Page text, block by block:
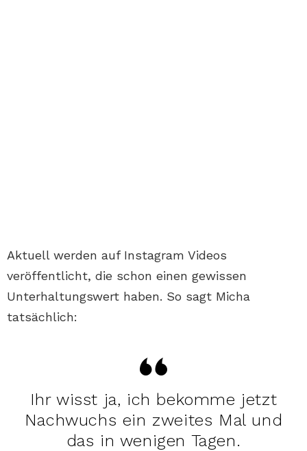
Aktuell werden auf Instagram Videos
veröffentlicht, die schon einen gewissen
Unterhaltungswert haben. So sagt Micha
tatsächlich:
Ihr wisst ja, ich bekomme jetzt
Nachwuchs ein zweites Mal und
das in wenigen Tagen.